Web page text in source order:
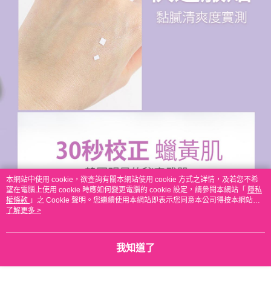
本網站中使用 cookie，欲查詢有關本網站使用 cookie 方式之詳情，及若您不希
望在電腦上使用 cookie 時應如何變更電腦的 cookie 設定，請參閱本網站「 隱私
權條款 」之 Cookie 聲明。您繼續使用本網站即表示您同意本公司得按本網站使
用條款之 Cookie 聲明使用 cookie。
了解更多 >
我知道了